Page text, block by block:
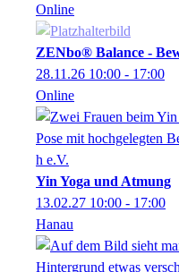
Online
ZENbo® Balance -
28.11.26 10:00 - 17:00
Online
Yin Yoga und Atmung
13.02.27 10:00 - 17:00
Hanau